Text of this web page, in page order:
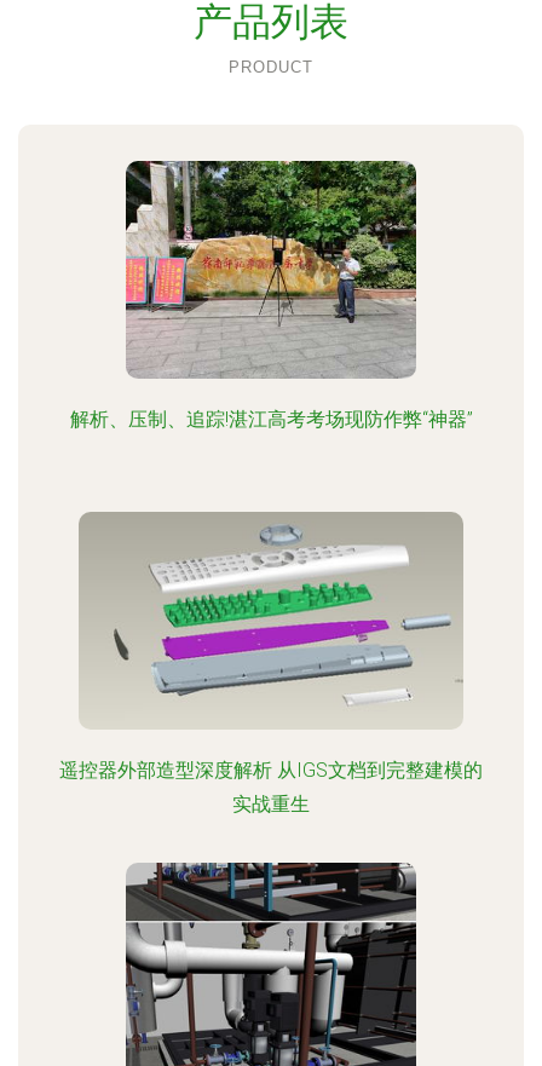
产品列表
PRODUCT
解析、压制、追踪!湛江高考考场现防作弊“神器”
遥控器外部造型深度解析 从IGS文档到完整建模的
实战重生